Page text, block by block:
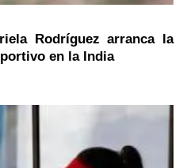
Rodríguez arranca la
en la India